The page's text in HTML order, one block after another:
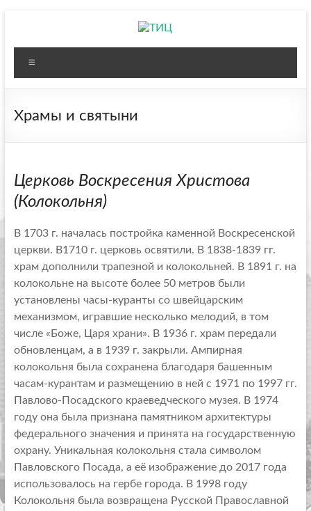
ТИЦ
Туристский
центр
посад
Храмы и святыни
Церковь Воскресения Христова
(Колокольня)
В 1703 г. началась постройка каменной Воскресенской
церкви. В1710 г. церковь освятили. В 1838-1839 гг.
храм дополнили трапезной и колокольней. В 1891 г. на
колокольне на высоте более 50 метров были
установлены часы-куранты со швейцарским
механизмом, игравшие несколько мелодий, в том
числе «Боже, Царя храни». В 1936 г. храм передали
обновленцам, а в 1939 г. закрыли. Ампирная
колокольня была сохранена благодаря башенным
часам-курантам и размещению в ней с 1971 по 1997 гг.
Павлово-Посадского краеведческого музея. В 1974
году она была признана памятником архитектуры
федерального значения и принята на государственную
охрану. Уникальная колокольня стала символом
Павловского Посада, а её изображение до 2017 года
использовалось на гербе города. В 1998 году
Колокольня была возвращена Русской Православной